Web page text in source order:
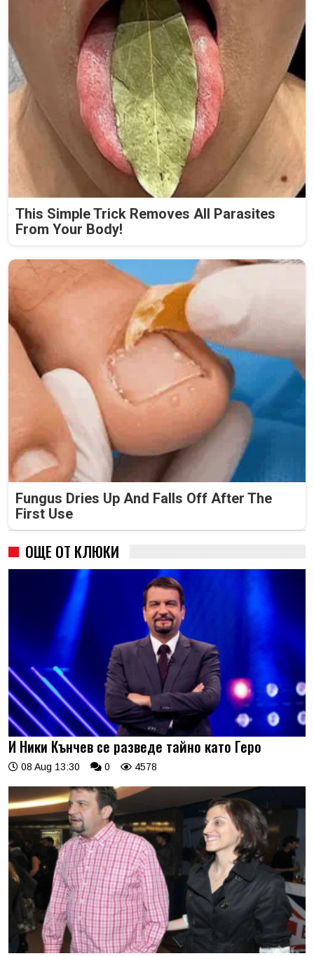
This Simple Trick Removes All Parasites
From Your Body!
Fungus Dries Up And Falls Off After The
First Use
ОЩЕ ОТ КЛЮКИ
И Ники Кънчев се разведе тайно като Геро
08 Aug 13:30 0 4578